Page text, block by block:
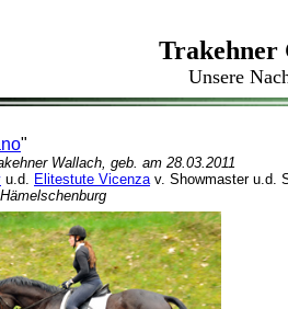
Trakehner
Unsere
"
Wallach, geb. am 28.03.2011
u.d. Elitestute Vicenzav. Showmaster u.d.